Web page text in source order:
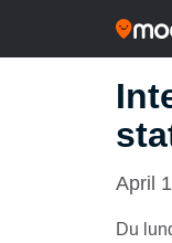
April
Du